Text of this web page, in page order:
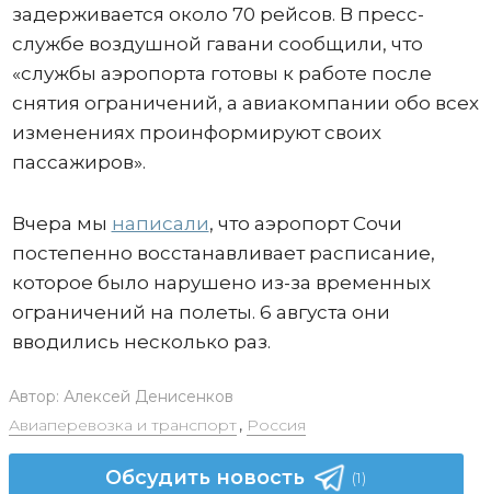
задерживается около 70 рейсов. В пресс-
службе воздушной гавани сообщили, что
«службы аэропорта готовы к работе после
снятия ограничений, а авиакомпании обо всех
изменениях проинформируют своих
пассажиров».
Вчера мы написали, что аэропорт Сочи
постепенно восстанавливает расписание,
которое было нарушено из-за временных
ограничений на полеты. 6 августа они
вводились несколько раз.
Автор: Алексей Денисенков
Авиаперевозка и транспорт, Россия
Обсудить новость (1)